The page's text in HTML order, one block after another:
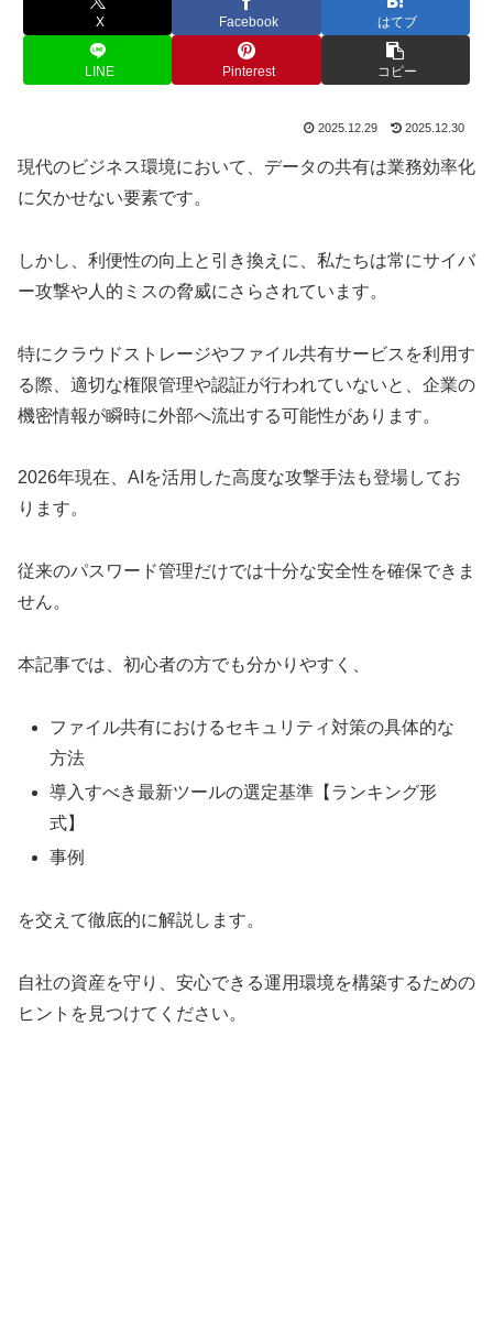
X Facebook はてブ
LINE Pinterest コピー
2025.12.29 2025.12.30
現代のビジネス環境において、データの共有は業務効率化
に欠かせない要素です。
しかし、利便性の向上と引き換えに、私たちは常にサイバ
ー攻撃や人的ミスの脅威にさらされています。
特にクラウドストレージやファイル共有サービスを利用す
る際、適切な権限管理や認証が行われていないと、企業の
機密情報が瞬時に外部へ流出する可能性があります。
2026年現在、AIを活用した高度な攻撃手法も登場してお
ります。
従来のパスワード管理だけでは十分な安全性を確保できま
せん。
本記事では、初心者の方でも分かりやすく、
ファイル共有におけるセキュリティ対策の具体的な
方法
導入すべき最新ツールの選定基準【ランキング形
式】
事例
を交えて徹底的に解説します。
自社の資産を守り、安心できる運用環境を構築するための
ヒントを見つけてください。